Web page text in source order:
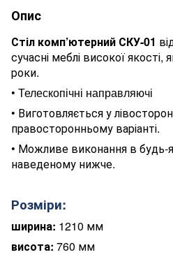
Опис
Стіл комп’ютерний СКУ-01
сучасні меблі високої якості,
роки.
• Телескопічні направляючі
• Виготовляється у
правосторонньому варіанті.
• Можливе виконання в будь-
наведеному нижче.
Розміри:
ширина: 1210 мм
висота: 760 мм